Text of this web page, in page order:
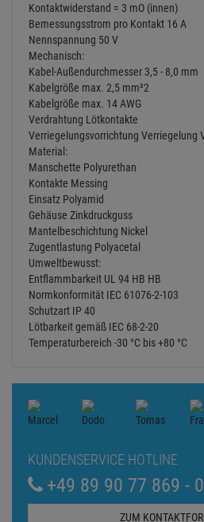
Kontaktwiderstand = 3 mO (innen)
Bemessungsstrom pro Kontakt 16 A
Nennspannung 50 V
Mechanisch:
Kabel-Außendurchmesser 3,5 - 8,0 mm
Kabelgröße max. 2,5 mm²2
Kabelgröße max. 14 AWG
Verdrahtung Lötkontakte
Verriegelungsvorrichtung Verriegelung
Material:
Manschette Polyurethan
Kontakte Messing
Einsatz Polyamid
Gehäuse Zinkdruckguss
Mantelbeschichtung Nickel
Zugentlastung Polyacetal
Umweltbewusst:
Entflammbarkeit UL 94 HB HB
Normkonformität IEC 61076-2-103
Schutzart IP 40
Lötbarkeit gemäß IEC 68-2-20
Temperaturbereich -30 °C bis +80 °C
KUNDENSERVICE HOTLINE
+49 89 90 77 869 - 0
ZUM